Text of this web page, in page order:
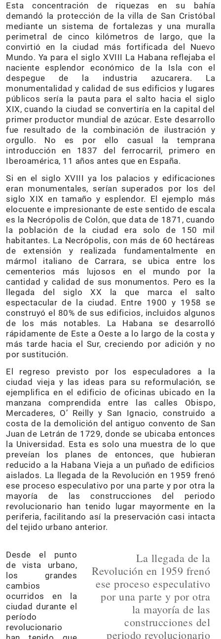
Esta concentración de riquezas en su bahía
demandó la protección de la villa de San Cristóbal
mediante un sistema de fortalezas y una muralla
perimetral de cinco kilómetros de largo, que la
convirtió en la ciudad más fortificada del Nuevo
Mundo. Ya para el siglo XVIII La Habana reflejaba el
naciente esplendor económico de la Isla con el
despegue de la industria azucarera. La
monumentalidad y calidad de sus edificios y lugares
públicos sería la pauta para el salto hacia el siglo
XIX, cuando la ciudad se convertiría en la capital del
primer productor mundial de azúcar. Este desarrollo
fue resultado de la combinación de ilustración y
orgullo. No es por ello casual la temprana
introducción en 1837 del ferrocarril, primero en
Iberoamérica, 11 años antes que en España.
Si en el siglo XVIII ya los palacios y edificaciones
eran monumentales, serían superados por los del
siglo XIX en tamaño y esplendor. El ejemplo más
elocuente e impresionante de este sentido de escala
es la Necrópolis de Colón, que data de 1871, cuando
la población de la ciudad era solo de 150 mil
habitantes. La Necrópolis, con más de 60 hectáreas
de extensión y realizada fundamentalmente en
mármol italiano de Carrara, se ubica entre los
cementerios más lujosos en el mundo por la
cantidad y calidad de sus monumentos. Pero es la
llegada del siglo XX la que marca el salto
espectacular de la ciudad. Entre 1900 y 1958 se
construyó el 80% de sus edificios, incluidos algunos
de los más notables. La Habana se desarrolló
rápidamente de Este a Oeste a lo largo de la costa y
más tarde hacia el Sur, creciendo por adición y no
por sustitución.
El regreso previsto por los especuladores a la
ciudad vieja y las ideas para su reformulación, se
ejemplifica en el edificio de oficinas ubicado en la
manzana comprendida entre las calles Obispo,
Mercaderes, O’ Reilly y San Ignacio, construido a
costa de la demolición del antiguo convento de San
Juan de Letrán de 1729, donde se ubicaba entonces
la Universidad. Esta es solo una muestra de lo que
preveían los planes de entonces, que hubieran
reducido a la Habana Vieja a un puñado de edificios
aislados. La llegada de la Revolución en 1959 frenó
ese proceso especulativo por una parte y por otra la
mayoría de las construcciones del periodo
revolucionario han tenido lugar mayormente en la
periferia, facilitando así la preservación casi intacta
del tejido urbano anterior.
La llegada de la
Revolución en 1959 frenó
ese proceso especulativo
por una parte y por otra
la mayoría de las
construcciones del
periodo revolucionario
Desde el punto
de vista urbano,
los grandes
cambios
ocurridos en la
ciudad durante el
período
revolucionario